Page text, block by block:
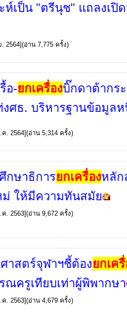
ห์เป็น "ตรีนุช" แถลงเปิ
. 2564](อ่าน 7,775 ครั้ง)
อ-ยกเครื่องบิ๊กดาต้ากร
ศธ. บริหารฐานข้อมูลห
ค. 2564](อ่าน 5,314 ครั้ง)
กษาธิการยกเครื่องหลัก
ม่ ให้มีความทันสมัย
ค. 2563](อ่าน 9,672 ครั้ง)
าสตร์จุฬาฯชี้ต้องยกเค
ณครูเทียบเท่าผู้พิพากษา
ค. 2563](อ่าน 4,679 ครั้ง)